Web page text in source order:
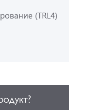
(TRL4)